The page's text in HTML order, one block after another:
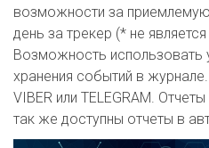
возможности за
день за трекер (* не
Возможность использовать
хранения событий в
VIBER или TELEGRAM.
так же доступны отчеты в